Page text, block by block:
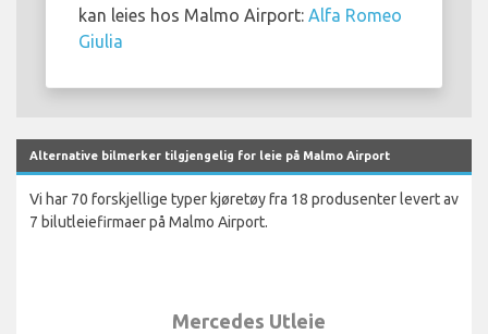
kan leies hos Malmo Airport: Alfa Romeo
Giulia
Alternative bilmerker tilgjengelig for leie på Malmo Airport
Vi har 70 forskjellige typer kjøretøy fra 18 produsenter levert av
7 bilutleiefirmaer på Malmo Airport.
Mercedes Utleie